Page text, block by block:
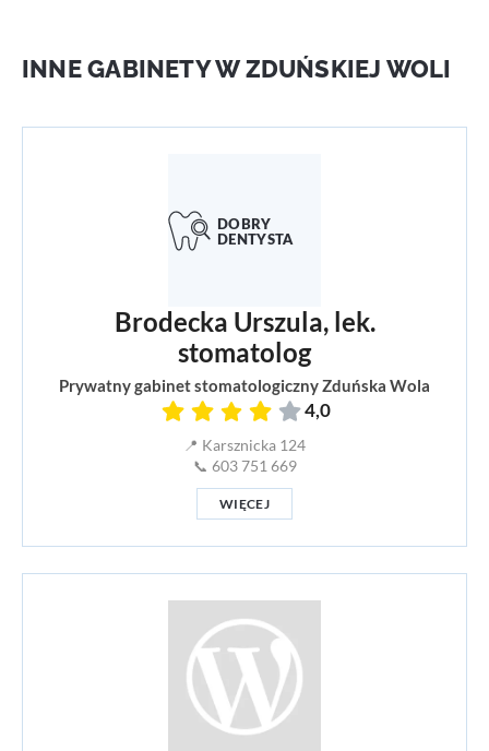
INNE GABINETY W ZDUŃSKIEJ WOLI
Brodecka Urszula, lek.
stomatolog
Prywatny gabinet stomatologiczny Zduńska Wola
4,0
📍 Karsznicka 124
📞 603 751 669
WIĘCEJ